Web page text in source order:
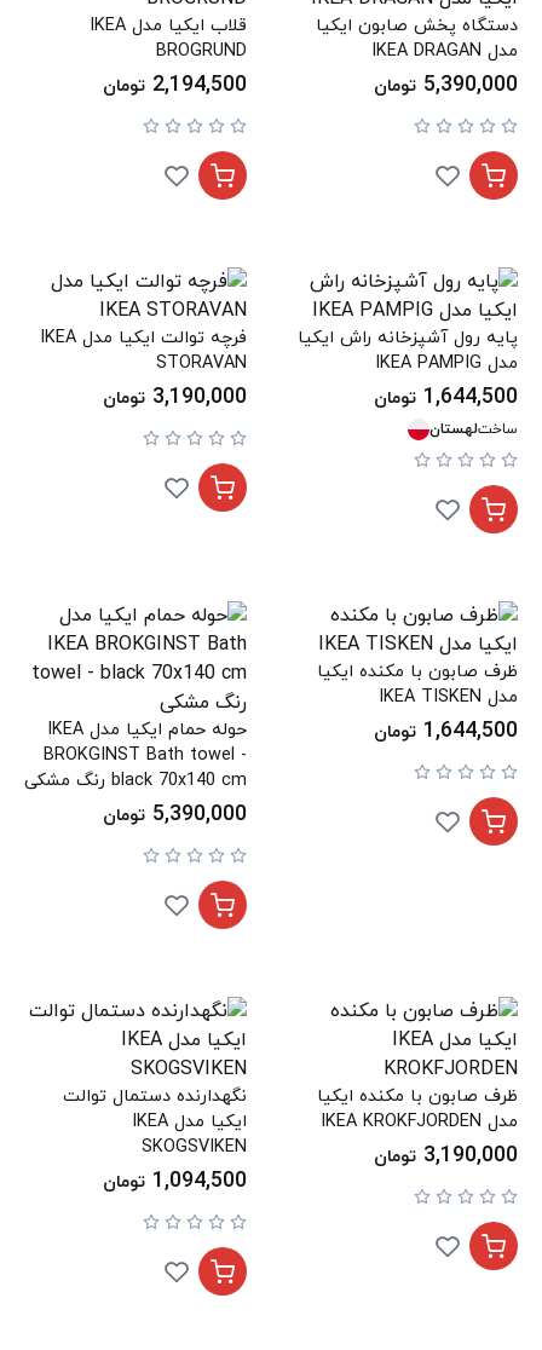
دستگاه پخش صابون ایکیا
مدل IKEA DRAGAN
5,390,000 تومان
قلاب ایکیا مدل IKEA
BROGRUND
2,194,500 تومان
پایه رول آشپزخانه راش ایکیا
مدل IKEA PAMPIG
1,644,500 تومان
ساختلهستان
فرچه توالت ایکیا مدل IKEA
STORAVAN
3,190,000 تومان
ظرف صابون با مکنده ایکیا
مدل IKEA TISKEN
1,644,500 تومان
حوله حمام ایکیا مدل IKEA
BROKGINST Bath towel -
black 70x140 cm رنگ مشکی
5,390,000 تومان
ظرف صابون با مکنده ایکیا
مدل IKEA KROKFJORDEN
3,190,000 تومان
نگهدارنده دستمال توالت
ایکیا مدل IKEA
SKOGSVIKEN
1,094,500 تومان